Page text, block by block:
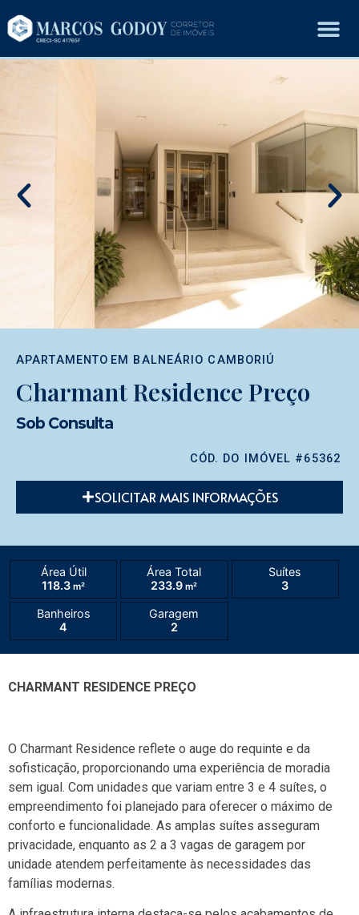
APARTAMENTO EM BALNEÁRIO CAMBORIÚ
Charmant Residence Preço
Sob Consulta
CÓD. DO IMÓVEL #65362
SOLICITAR MAIS INFORMAÇÕES
Área Útil
118.3 m²
Área Total
233.9 m²
Suítes
3
Banheiros
4
Garagem
2
CHARMANT RESIDENCE PREÇO
O Charmant Residence reflete o auge do requinte e da
sofisticação, proporcionando uma experiência de moradia
sem igual. Com unidades que variam entre 3 e 4 suítes, o
empreendimento foi planejado para oferecer o máximo de
conforto e funcionalidade. As amplas suítes asseguram
privacidade, enquanto as 2 a 3 vagas de garagem por
unidade atendem perfeitamente às necessidades das
famílias modernas.